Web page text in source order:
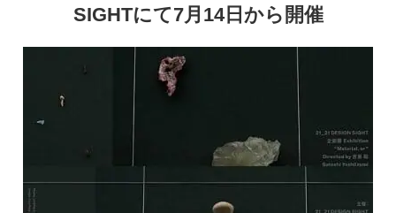
コラム
SIGHTにて7月14日から開催